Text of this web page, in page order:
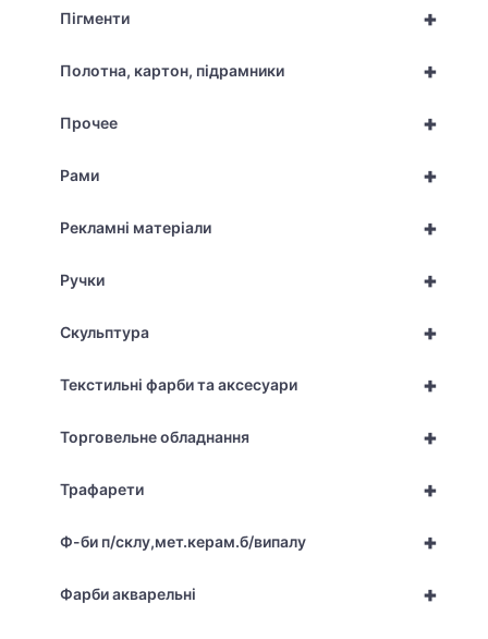
+
Пігменти
+
Полотна, картон, підрамники
+
Прочее
+
Рами
+
Рекламні матеріали
+
Ручки
+
Скульптура
+
Текстильні фарби та аксесуари
+
Торговельне обладнання
+
Трафарети
+
Ф-би п/склу,мет.керам.б/випалу
+
Фарби акварельні